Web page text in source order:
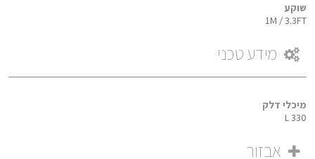
שוקע
1M / 3.3FT
מידע טכני
מיכלי דלק
330 L
אבזור